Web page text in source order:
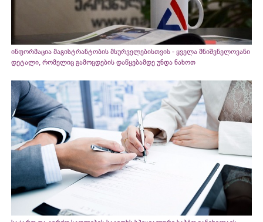
ინფორმაცია მაგისტრანტობის მსურველებისთვის - ყველა მნიშვნელოვანი
დეტალი, რომელიც გამოცდების დაწყებამდე უნდა ნახოთ